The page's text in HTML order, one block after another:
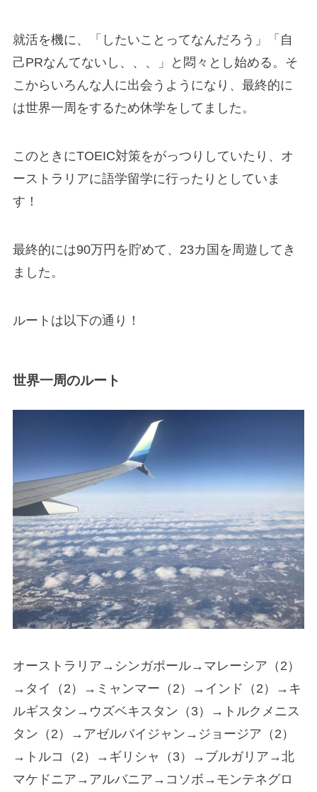
就活を機に、「したいことってなんだろう」「自
己PRなんてないし、、、」と悶々とし始める。そ
こからいろんな人に出会うようになり、最終的に
は世界一周をするため休学をしてました。
このときにTOEIC対策をがっつりしていたり、オ
ーストラリアに語学留学に行ったりとしていま
す！
最終的には90万円を貯めて、23カ国を周遊してき
ました。
ルートは以下の通り！
世界一周のルート
オーストラリア→シンガポール→マレーシア（2）
→タイ（2）→ミャンマー（2）→インド（2）→キ
ルギスタン→ウズベキスタン（3）→トルクメニス
タン（2）→アゼルバイジャン→ジョージア（2）
→トルコ（2）→ギリシャ（3）→ブルガリア→北
マケドニア→アルバニア→コソボ→モンテネグロ